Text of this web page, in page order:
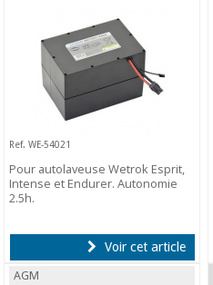
Ref. WE-54021
Pour autolaveuse Wetrok Esprit,
Intense et Endurer. Autonomie
2.5h.
Voir cet article
AGM